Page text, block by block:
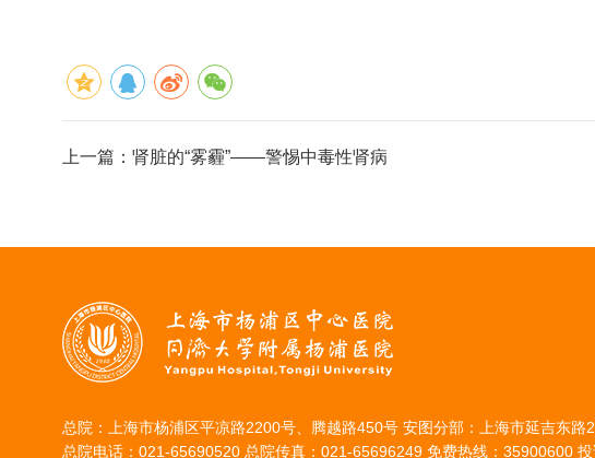
上一篇： 肾脏的“雾霾”——警惕中毒性肾病
总院：上海市杨浦区平凉路2200号、腾越路450号 安图分部：上海市延吉东路
总院电话：021-65690520 总院传真：021-65696249 免费热线：35900600